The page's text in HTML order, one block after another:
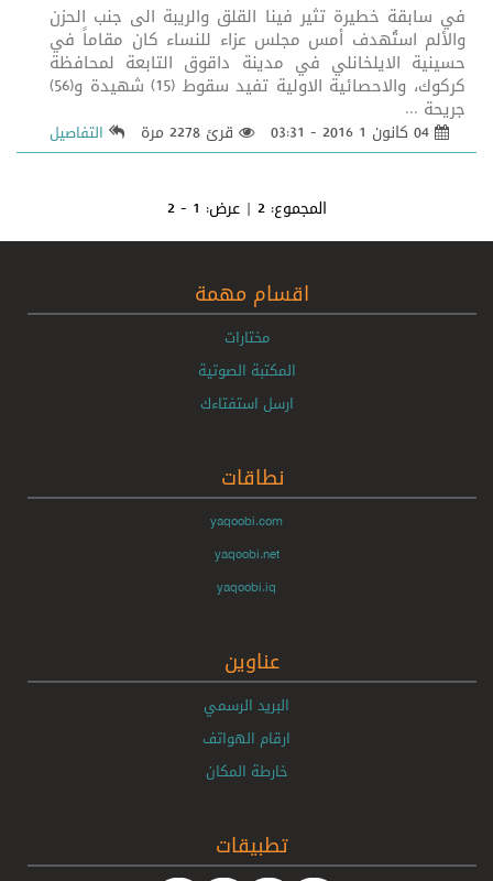
في سابقة خطيرة تثير فينا القلق والريبة الى جنب الحزن
والألم استُهدف أمس مجلس عزاء للنساء كان مقاماً في
حسينية الايلخانلي في مدينة داقوق التابعة لمحافظة
كركوك، والاحصائية الاولية تفيد سقوط (15) شهيدة و(56)
جريحة ...
قرئ 2278 مرة التفاصيل
المجموع:2 | عرض: 1 - 2
اقسام مهمة
مختارات
المكتبة الصوتية
ارسل استفتاءك
نطاقات
yaqoobi.com
yaqoobi.net
yaqoobi.iq
عناوين
البريد الرسمي
ارقام الهواتف
خارطة المكان
تطبيقات